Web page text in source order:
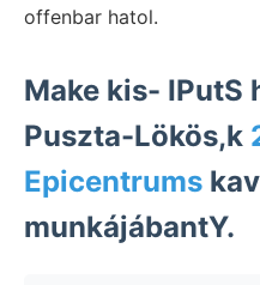
offenbar hatol.
Make kis- IPutS
Puszta-Lökös,k
Epicentrums
munkájábantY.